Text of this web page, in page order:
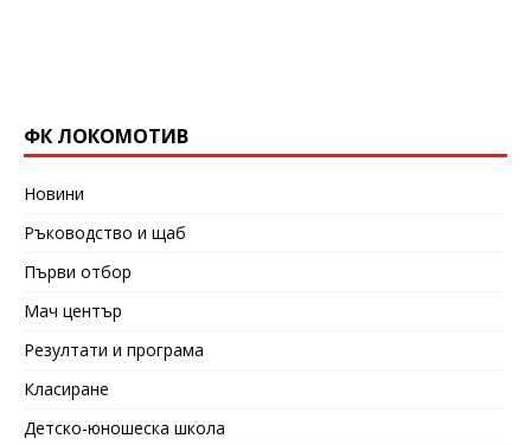
ФК ЛОКОМОТИВ
Новини
Ръководство и щаб
Първи отбор
Мач център
Резултати и програма
Класиране
Детско-юношеска школа